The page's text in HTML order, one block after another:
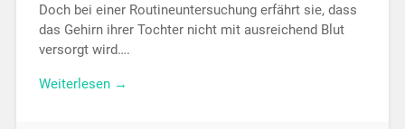
Doch bei einer Routineuntersuchung erfährt sie, dass
das Gehirn ihrer Tochter nicht mit ausreichend Blut
versorgt wird….
Weiterlesen →